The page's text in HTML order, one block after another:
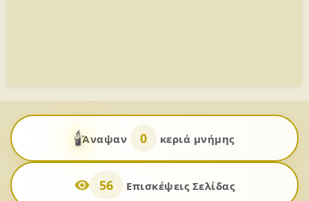
🕯️Άναψαν 0 κεριά μνήμης
56 Επισκέψεις Σελίδας